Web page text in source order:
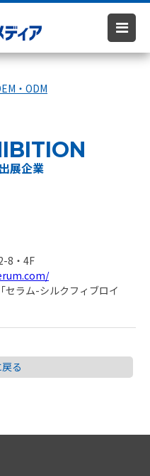
・ODM
展企業
8・4F
セラム-シルクフィブロイ
る